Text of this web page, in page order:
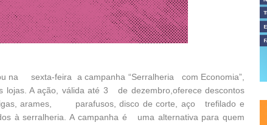
na sexta-feira a campanha “Serralheria com Economia”,
A ação, válida até 3 de dezembro,oferece descontos
arames, parafusos, disco de corte, aço trefilado e
à serralheria. A campanha é uma alternativa para quem